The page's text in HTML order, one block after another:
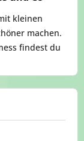
kleinen
machen.
findest du